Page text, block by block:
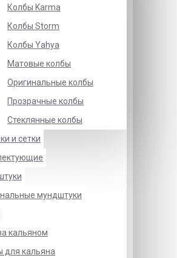
Колбы Karma
Колбы Storm
Колбы Yahya
Матовые колбы
Оригинальные колбы
Прозрачные колбы
Стеклянные колбы
и сетки
мундштуки
кальяном
для кальяна